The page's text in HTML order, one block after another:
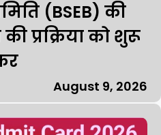
(BSEB) की
प्रक्रिया को शुरू
August 9, 2026